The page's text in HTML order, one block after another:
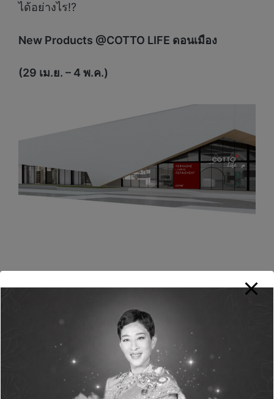
ได้อย่างไร!?
New Products @COTTO LIFE ดอนเมือง
(29 เม.ย. – 4 พ.ค.)
New Products ที่มีทั้งCOTTO BATHROOM
อีกหลากหลายโมเดลกลุ่ม Smart Edition ที่จะ
เปลี่ยนสุขภัณฑ์อัตโนมัติ ให้ใช้งานง่ายและสะดวก
สบายกว่าเดิม และอีกกลุ่มสำคัญอย่าง COTTO